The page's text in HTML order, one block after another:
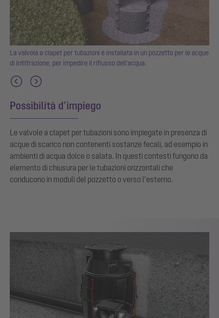
La valvola a clapet per tubazioni è installata in un pozzetto per le acque
di infiltrazione, per impedire il riflusso dell’acqua.
Possibilità d’impiego
Le valvole a clapet per tubazioni sono impiegate in presenza di
acque di scarico non contenenti sostanze fecali, ad esempio in
ambienti di acqua dolce o salata. In questi contesti fungono da
elemento di chiusura per le tubazioni orizzontali che
conducono in moduli del pozzetto o verso l’esterno.